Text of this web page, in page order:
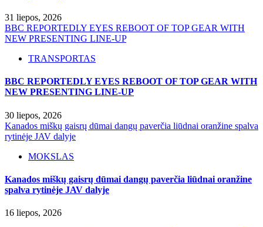
31 liepos, 2026
BBC REPORTEDLY EYES REBOOT OF TOP GEAR WITH
NEW PRESENTING LINE-UP
TRANSPORTAS
BBC REPORTEDLY EYES REBOOT OF TOP GEAR WITH
NEW PRESENTING LINE-UP
30 liepos, 2026
Kanados miškų gaisrų dūmai dangų paverčia liūdnai oranžine spalva
rytinėje JAV dalyje
MOKSLAS
Kanados miškų gaisrų dūmai dangų paverčia liūdnai oranžine
spalva rytinėje JAV dalyje
16 liepos, 2026